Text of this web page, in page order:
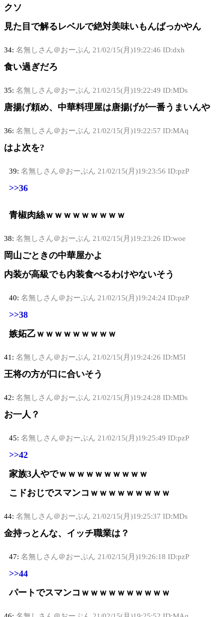
クソ
見た目で解るレベルで絶対美味いもんばっかやん
34: 名無しさん＠おーぷん 21/02/15(月)19:22:46 ID:dxh
食い過ぎだろ
35: 名無しさん＠おーぷん 21/02/15(月)19:22:49 ID:MDs
唐揚げ頼め、中華料理屋は唐揚げが一番うまいんや
36: 名無しさん＠おーぷん 21/02/15(月)19:22:57 ID:MAq
はよ次を?
39: 名無しさん＠おーぷん 21/02/15(月)19:23:56 ID:pzP
>>36
青椒肉絲ｗｗｗｗｗｗｗｗｗ
38: 名無しさん＠おーぷん 21/02/15(月)19:23:26 ID:woe
岡山ごときの中華屋かよ
内装が高級でも内装食べるわけやないそう
40: 名無しさん＠おーぷん 21/02/15(月)19:24:24 ID:pzP
>>38
嫉妬乙ｗｗｗｗｗｗｗｗｗ
41: 名無しさん＠おーぷん 21/02/15(月)19:24:26 ID:M5I
王将の方が口に合いそう
42: 名無しさん＠おーぷん 21/02/15(月)19:24:28 ID:MDs
お一人？
45: 名無しさん＠おーぷん 21/02/15(月)19:25:49 ID:pzP
>>42
家族3人やでｗｗｗｗｗｗｗｗｗｗ
こドおじでスマンコｗｗｗｗｗｗｗｗｗ
44: 名無しさん＠おーぷん 21/02/15(月)19:25:37 ID:MDs
金持っとんな、イッチ職業は？
47: 名無しさん＠おーぷん 21/02/15(月)19:26:18 ID:pzP
>>44
パートでスマンコｗｗｗｗｗｗｗｗｗｗ